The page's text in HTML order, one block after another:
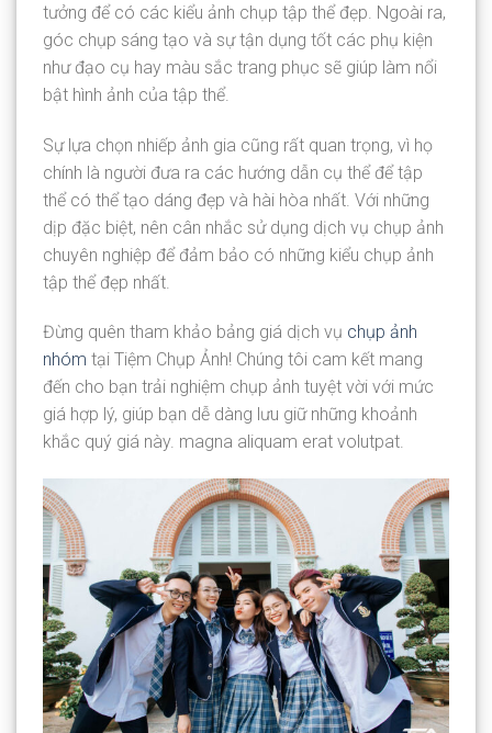
tưởng để có các kiểu ảnh chụp tập thể đẹp. Ngoài ra,
góc chụp sáng tạo và sự tận dụng tốt các phụ kiện
như đạo cụ hay màu sắc trang phục sẽ giúp làm nổi
bật hình ảnh của tập thể.
Sự lựa chọn nhiếp ảnh gia cũng rất quan trọng, vì họ
chính là người đưa ra các hướng dẫn cụ thể để tập
thể có thể tạo dáng đẹp và hài hòa nhất. Với những
dịp đặc biệt, nên cân nhắc sử dụng dịch vụ chụp ảnh
chuyên nghiệp để đảm bảo có những kiểu chụp ảnh
tập thể đẹp nhất.
Đừng quên tham khảo bảng giá dịch vụ chụp ảnh
nhóm tại Tiệm Chụp Ảnh! Chúng tôi cam kết mang
đến cho bạn trải nghiệm chụp ảnh tuyệt vời với mức
giá hợp lý, giúp bạn dễ dàng lưu giữ những khoảnh
khắc quý giá này. magna aliquam erat volutpat.